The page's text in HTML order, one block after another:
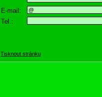
E-mail:
Tel.:
Tisknout stránku